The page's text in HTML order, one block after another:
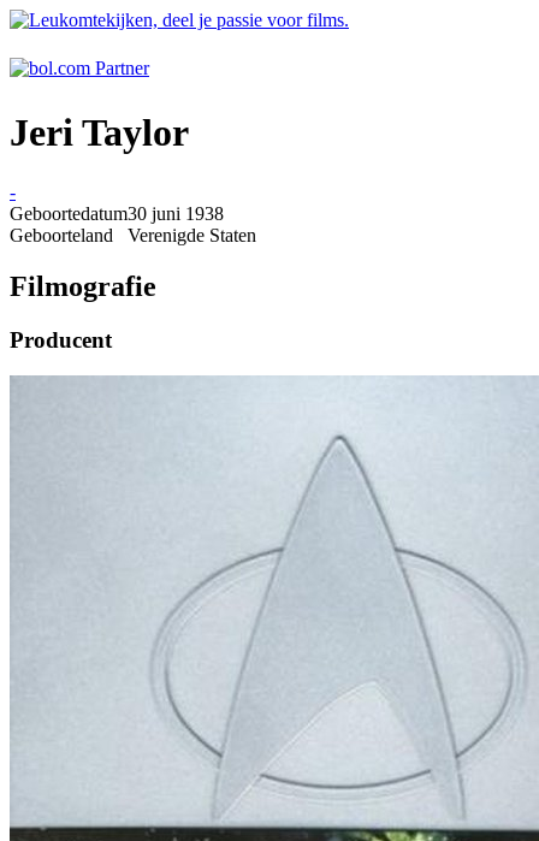
Jeri Taylor
-
Geboortedatum30 juni 1938
Geboorteland
Verenigde Staten
Filmografie
Producent